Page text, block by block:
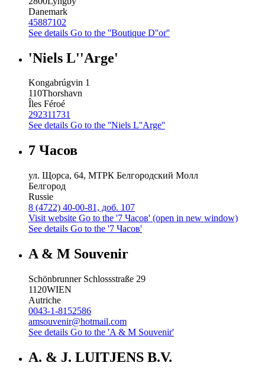
Danemark
45887102
See details Go to the ''Boutique D''or''
'Niels L''Arge'
Kongabrúgvin 1
110Thorshavn
Îles Féroé
292311731
See details Go to the ''Niels L''Arge''
7 Часов
ул. Щорса, 64, МТРК Белгородский Молл
Белгород
Russie
8 (4722) 40-00-81, доб. 107
Visit website Go to the '7 Часов' (open in new window)
See details Go to the '7 Часов'
A & M Souvenir
Schönbrunner Schlossstraße 29
1120WIEN
Autriche
0043-1-8152586
amsouvenir@hotmail.com
See details Go to the 'A & M Souvenir'
A. & J. LUITJENS B.V.